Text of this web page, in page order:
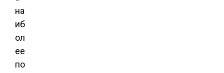
на
иб
ол
ее
по